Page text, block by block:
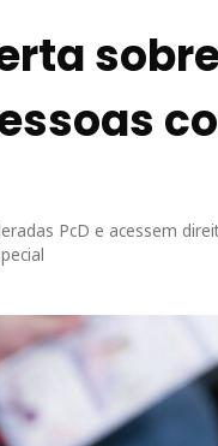
PcD e acessem